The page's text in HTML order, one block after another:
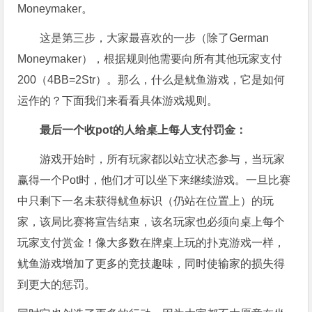
Moneymaker。
这是第三步，大家最喜欢的一步（除了German
Moneymaker），根据规则他需要向所有其他玩家支付
200（4BB=2Str）。那么，什么是鱿鱼游戏，它是如何
运作的？下面我们来看看具体游戏规则。
最后一个收pot的人给桌上每人支付罚金：
游戏开始时，所有玩家都以站立状态参与，当玩家
赢得一个Pot时，他们才可以坐下来继续游戏。一旦比赛
中只剩下一名未获得鱿鱼标识（仍站在位置上）的玩
家，该局比赛将宣告结束，该名玩家也必须向桌上每个
玩家支付赏金！像大多数在牌桌上玩的扑克游戏一样，
鱿鱼游戏增加了更多的竞技趣味，同时使输家的损失得
到更大的惩罚。